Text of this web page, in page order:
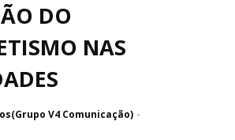
DO
NAS
V4 Comunicação)